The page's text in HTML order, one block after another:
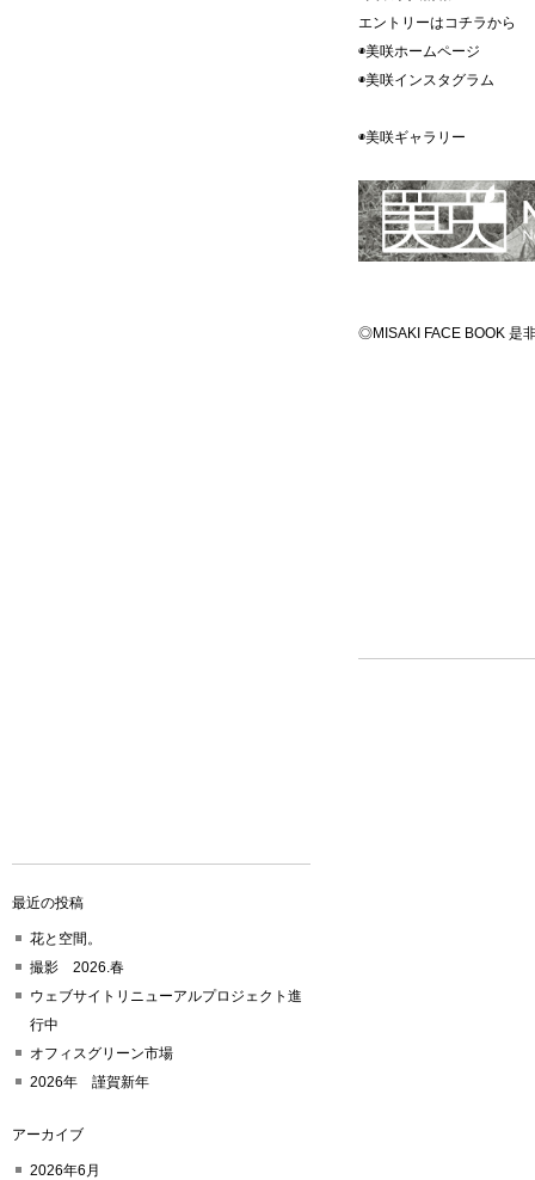
エントリーはコチラ
◉美咲ホームペ
◉美咲インスタグ
◉美咲ギャラ
◎MISAKI FACE BOOK 是
最近の投稿
花と空間。
撮影 2026.春
ウェブサイトリニューアルプロジェクト進
行中
オフィスグリーン市場
2026年 謹賀新年
アーカイブ
2026年6月